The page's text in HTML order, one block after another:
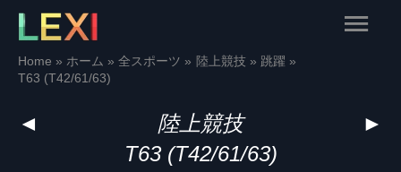
Skip
content
Main
Home ホーム 全スポーツ 陸上競技
跳躍
T63 (T42/61/63)
◄ ►
陸上競技
T63 (T42/61/63)